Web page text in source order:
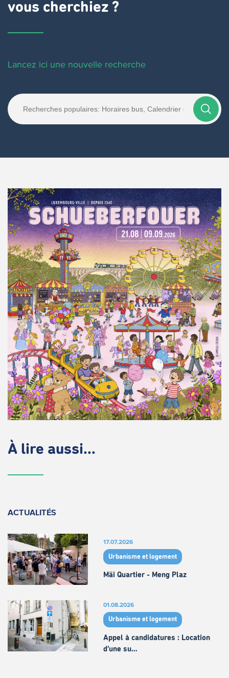
vous cherchiez ?
Lancez ici une nouvelle recherche
À lire aussi...
ACTUALITÉS
17.07.2026
Urbanisme et logement
Mäi Quartier - Meng Plaz
01.08.2026
Urbanisme et logement
Appel à candidatures : Location
d’une su…